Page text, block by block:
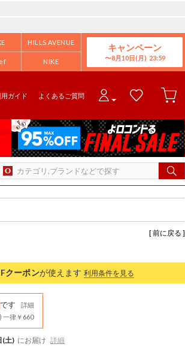
HILLS AVENUE
NIKE
キャンペーン
8月10日(月)
用ガイド よくあるご質問
[ 前に戻る ]
クーポンが使えます 利用条件を見る
です
詳細
一律￥660
(土) にお届け 詳細